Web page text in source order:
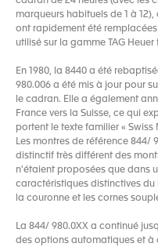
marqueurs habituels de 1 à
ont rapidement été
utilisé sur la gamme TAG
En 1980, la 8440 a été
980.006 a été mis à jour pour
le cadran. Elle a également
France vers la Suisse, ce qui
portent le texte familier « Swiss
Les montres de référence 844/
distinctif très différent des
n'étaient proposées que dans
caractéristiques distinctives
la couronne et les cornes
La 844/ 980.0XX a continué
des options automatiques et à